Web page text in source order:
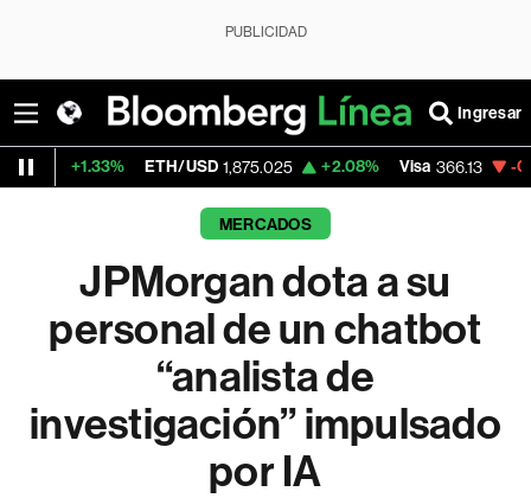
PUBLICIDAD
Ingresar
ETH/USD 1,875.025 +2.08% Visa 366.13 -0.04%
MERCADOS
JPMorgan dota a su
personal de un chatbot
“analista de
investigación” impulsado
por IA